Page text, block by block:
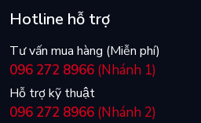
Hotline hỗ trợ
Tư vấn mua hàng (Miễn phí)
096 272 8966 (Nhánh 1)
Hỗ trợ kỹ thuật
096 272 8966 (Nhánh 2)